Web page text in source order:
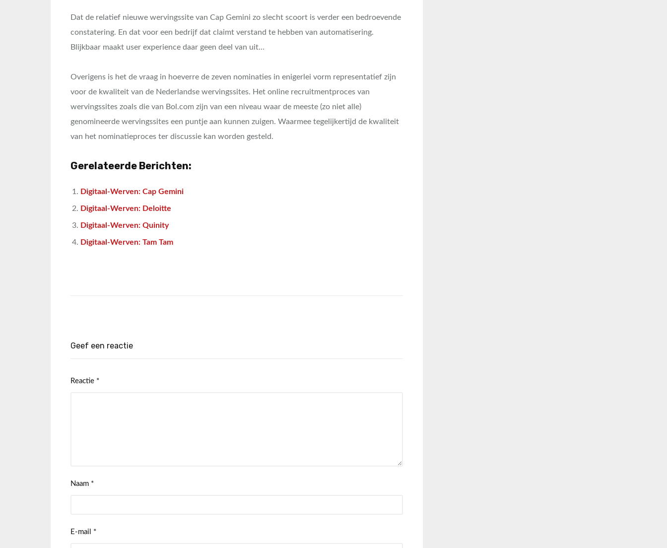
Dat de relatief nieuwe wervingssite van Cap Gemini zo slecht scoort is verder een bedroevende
constatering. En dat voor een bedrijf dat claimt verstand te hebben van automatisering.
Blijkbaar maakt user experience daar geen deel van uit…
Overigens is het de vraag in hoeverre de zeven nominaties in enigerlei vorm representatief zijn
voor de kwaliteit van de Nederlandse wervingssites. Het online recruitmentproces van
wervingssites zoals die van Bol.com zijn van een niveau waar de meeste (zo niet alle)
genomineerde wervingssites een puntje aan kunnen zuigen. Waarmee tegelijkertijd de kwaliteit
van het nominatieproces ter discussie kan worden gesteld.
Gerelateerde Berichten:
Digitaal-Werven: Cap Gemini
Digitaal-Werven: Deloitte
Digitaal-Werven: Quinity
Digitaal-Werven: Tam Tam
Geef een reactie
Reactie *
Naam *
E-mail *